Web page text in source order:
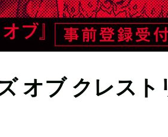
オブ クレスト